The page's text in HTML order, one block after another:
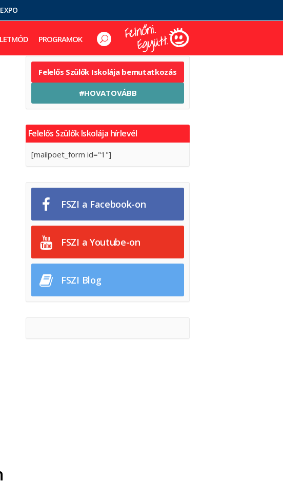
PROGRAMOK
Felelős Szülők Iskolája bemutatkozás
#HOVATOVÁBB
Felelős Szülők Iskolája hírlevél
[mailpoet_form id="1"]
FSZI a Facebook-on
FSZI a Youtube-on
FSZI Blog